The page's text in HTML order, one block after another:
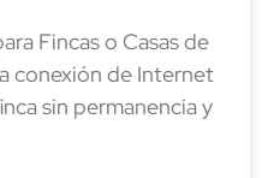
Fincas o Casas de
conexión de Internet
sin permanencia y